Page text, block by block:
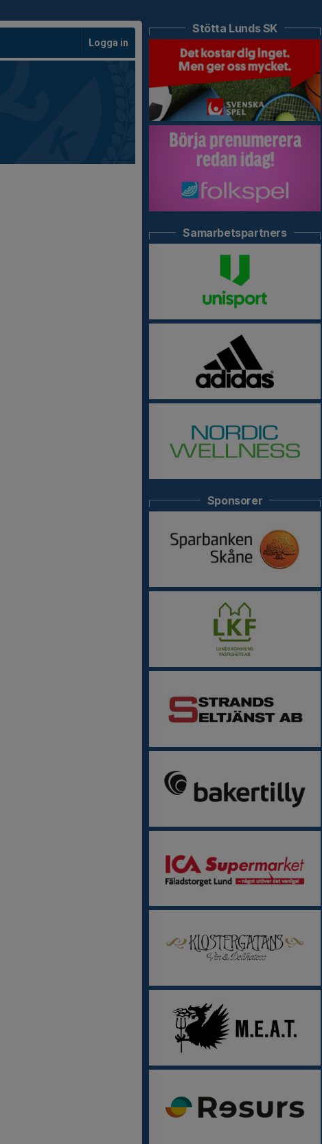
Logga in
Stötta Lunds SK
Samarbetspartners
Sponsorer